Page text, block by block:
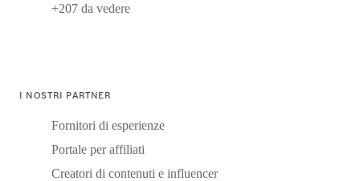
+207 da vedere
I NOSTRI PARTNER
Fornitori di esperienze
Portale per affiliati
Creatori di contenuti e influencer